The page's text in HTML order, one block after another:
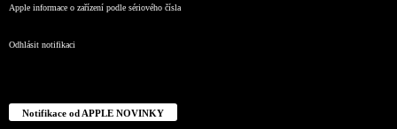
Apple informace o zařízení podle sériového čísla
Odhlásit notifikaci
Notifikace od APPLE NOVINKY